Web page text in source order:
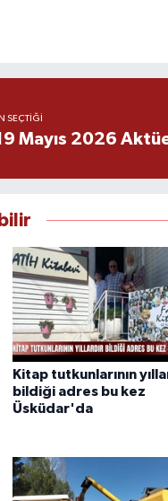
SEÇTIĞI
Mayıs 2026
Kitap tutkunlarının
bildiği adres bu kez
Üsküdar'da